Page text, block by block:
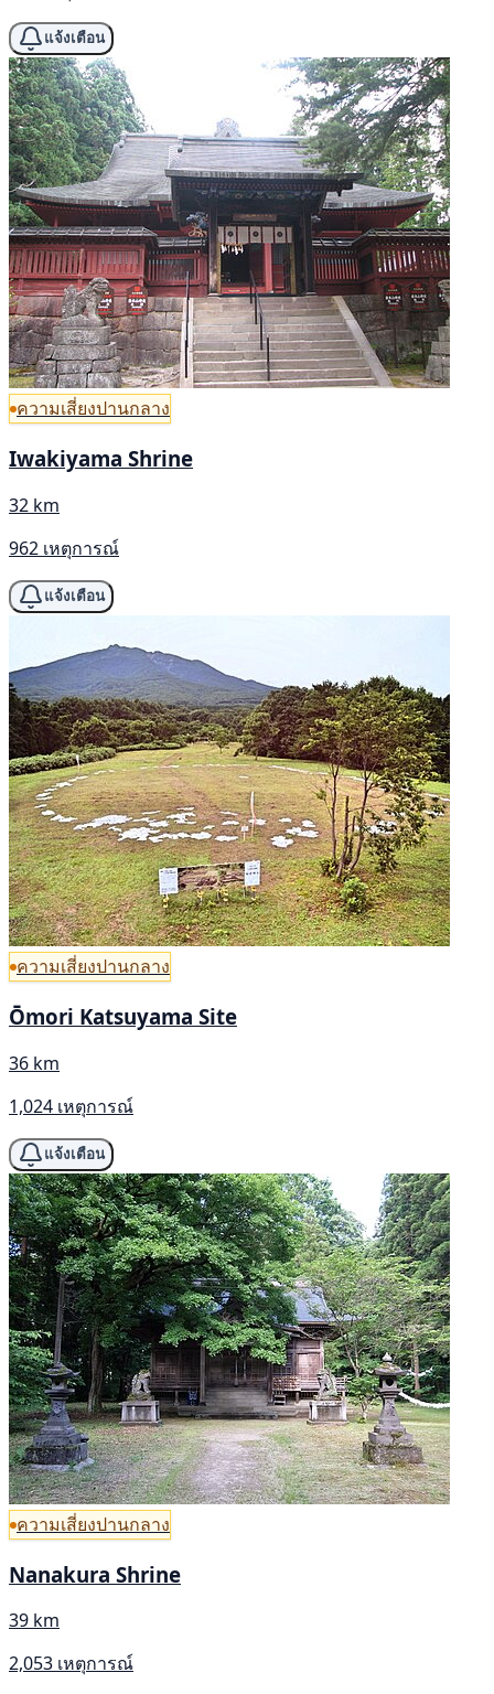
แจ้งเตือน
ความเสี่ยงปานกลาง
Iwakiyama Shrine
32 km
962 เหตุการณ์
แจ้งเตือน
ความเสี่ยงปานกลาง
Ōmori Katsuyama Site
36 km
1,024 เหตุการณ์
แจ้งเตือน
ความเสี่ยงปานกลาง
Nanakura Shrine
39 km
2,053 เหตุการณ์